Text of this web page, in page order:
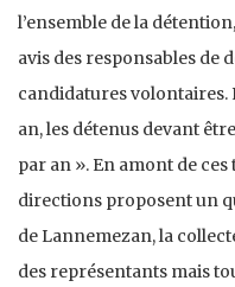
l’ensemble de la
avis des responsables de
candidatures volontaires.
an, les détenus devant
par an ». En amont de
directions proposent un
de Lannemezan, la
des représentants mais